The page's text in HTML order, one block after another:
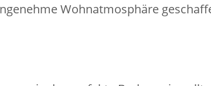
Wohnatmosphäre